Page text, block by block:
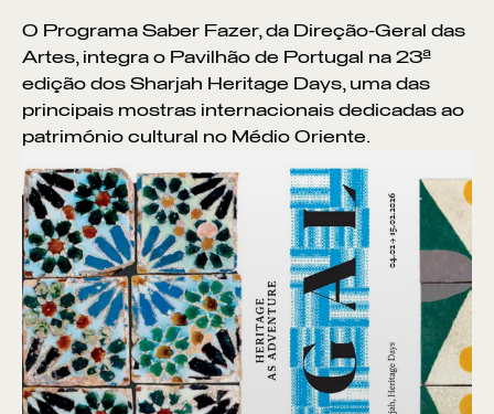
O Programa Saber Fazer, da Direção-Geral das
Artes, integra o Pavilhão de Portugal na 23ª
edição dos Sharjah Heritage Days, uma das
principais mostras internacionais dedicadas ao
património cultural no Médio Oriente.